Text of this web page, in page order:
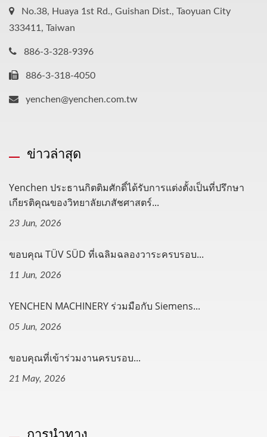
No.38, Huaya 1st Rd., Guishan Dist., Taoyuan City
333411, Taiwan
886-3-328-9396
886-3-318-4050
yenchen@yenchen.com.tw
ข่าวล่าสุด
Yenchen ประธานกิตติมศักดิ์ได้รับการแต่งตั้งเป็นที่ปรึกษา
เกียรติคุณของวิทยาลัยเภสัชศาสตร์...
23 Jun, 2026
ขอบคุณ TÜV SÜD ที่เฉลิมฉลองวาระครบรอบ...
11 Jun, 2026
YENCHEN MACHINERY ร่วมมือกับ Siemens...
05 Jun, 2026
ขอบคุณที่เข้าร่วมงานครบรอบ...
21 May, 2026
การนำทาง